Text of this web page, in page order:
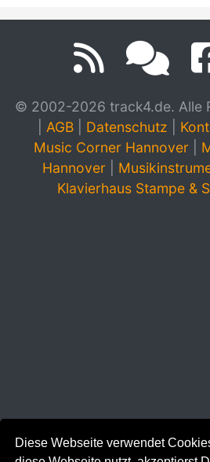
Diese Webseite verwendet
© 2002-2026 track4.de. Alle
AGB Datenschutz
Music Corner Hannover
Hannover
Klavierhaus Stampe &